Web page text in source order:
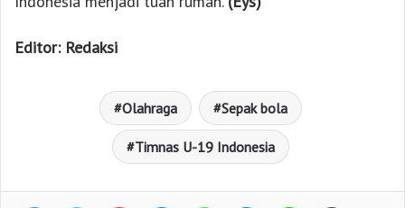
Editor: Redaksi
Olahraga Sepak bola
Timnas U-19 Indonesia